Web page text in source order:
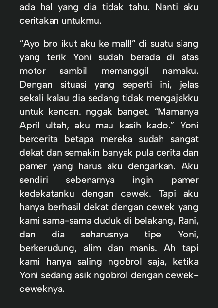
ada hal yang dia tidak tahu. Nanti aku
ceritakan untukmu.
“Ayo bro ikut aku ke mall!” di suatu siang
yang terik Yoni sudah berada di atas
motor sambil memanggil namaku.
Dengan situasi yang seperti ini, jelas
sekali kalau dia sedang tidak mengajakku
untuk kencan. nggak banget. “Mamanya
April ultah, aku mau kasih kado.” Yoni
bercerita betapa mereka sudah sangat
dekat dan semakin banyak pula cerita dan
pamer yang harus aku dengarkan. Aku
sendiri sebenarnya ingin pamer
kedekatanku dengan cewek. Tapi aku
hanya berhasil dekat dengan cewek yang
kami sama-sama duduk di belakang, Rani,
dan dia seharusnya tipe Yoni,
berkerudung, alim dan manis. Ah tapi
kami hanya saling ngobrol saja, ketika
Yoni sedang asik ngobrol dengan cewek-
ceweknya.